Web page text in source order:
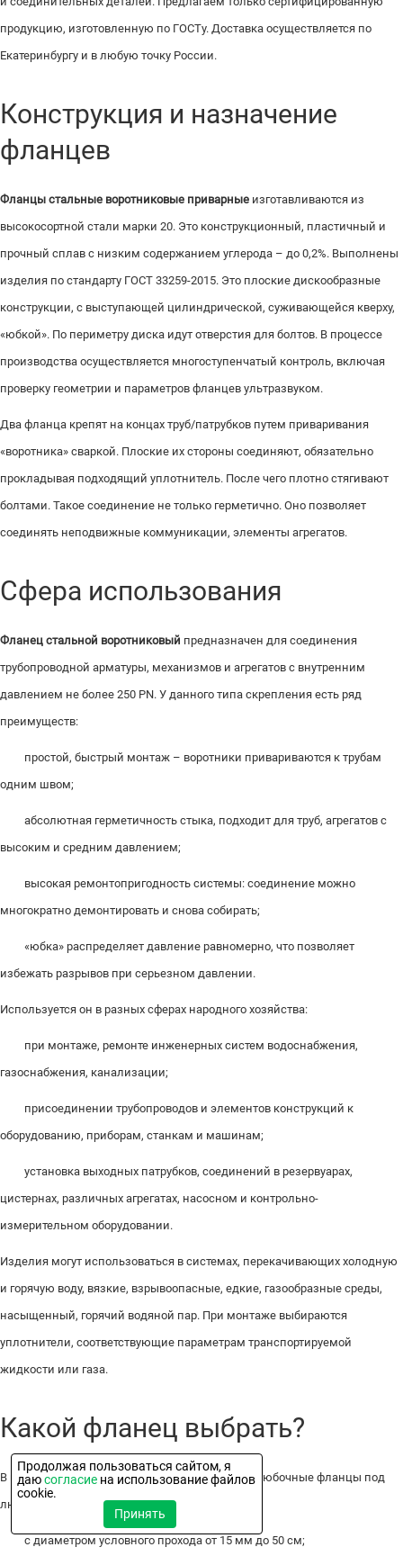
продукцию, изготовленную по ГОСТу. Доставка осуществляется по
Екатеринбургу и в любую точку России.
Конструкция и назначение
фланцев
Фланцы стальные воротниковые приварные изготавливаются из
высокосортной стали марки 20. Это конструкционный, пластичный и
прочный сплав с низким содержанием углерода – до 0,2%. Выполнены
изделия по стандарту ГОСТ 33259-2015. Это плоские дискообразные
конструкции, с выступающей цилиндрической, суживающейся кверху,
«юбкой». По периметру диска идут отверстия для болтов. В процессе
производства осуществляется многоступенчатый контроль, включая
проверку геометрии и параметров фланцев ультразвуком.
Два фланца крепят на концах труб/патрубков путем приваривания
«воротника» сваркой. Плоские их стороны соединяют, обязательно
прокладывая подходящий уплотнитель. После чего плотно стягивают
болтами. Такое соединение не только герметично. Оно позволяет
соединять неподвижные коммуникации, элементы агрегатов.
Сфера использования
Фланец стальной воротниковый предназначен для соединения
трубопроводной арматуры, механизмов и агрегатов с внутренним
давлением не более 250 PN. У данного типа скрепления есть ряд
преимуществ:
простой, быстрый монтаж – воротники привариваются к трубам
одним швом;
абсолютная герметичность стыка, подходит для труб, агрегатов с
высоким и средним давлением;
высокая ремонтопригодность системы: соединение можно
многократно демонтировать и снова собирать;
«юбка» распределяет давление равномерно, что позволяет
избежать разрывов при серьезном давлении.
Используется он в разных сферах народного хозяйства:
при монтаже, ремонте инженерных систем водоснабжения,
газоснабжения, канализации;
присоединении трубопроводов и элементов конструкций к
оборудованию, приборам, станкам и машинам;
установка выходных патрубков, соединений в резервуарах,
цистернах, различных агрегатах, насосном и контрольно-
измерительном оборудовании.
Изделия могут использоваться в системах, перекачивающих холодную
и горячую воду, вязкие, взрывоопасные, едкие, газообразные среды,
насыщенный, горячий водяной пар. При монтаже выбираются
уплотнители, соответствующие параметрам транспортируемой
жидкости или газа.
Какой фланец выбрать?
В каталоге интернет-магазине есть приварные юбочные фланцы под
любые нужды:
с диаметром условного прохода от 15 мм до 50 см;
Продолжая пользоваться сайтом, я
даюсогласие на использование файлов
cookie.
Принять